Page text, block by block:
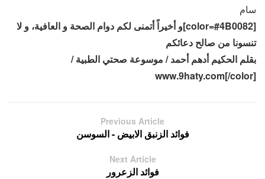
سام
[color=#4B0082]و أخيراً أتمنى لكم دوام الصحة و العافية، و لا
تنسونا من صالح دعائكم
بقلم الحكيم أدهم أحمد / موسوعة صحتي الطبية /
www.9haty.com[/color]
Previous Article
فوائد الزنبق الابيض - السوسن
Next Article
فوائد الزعرور